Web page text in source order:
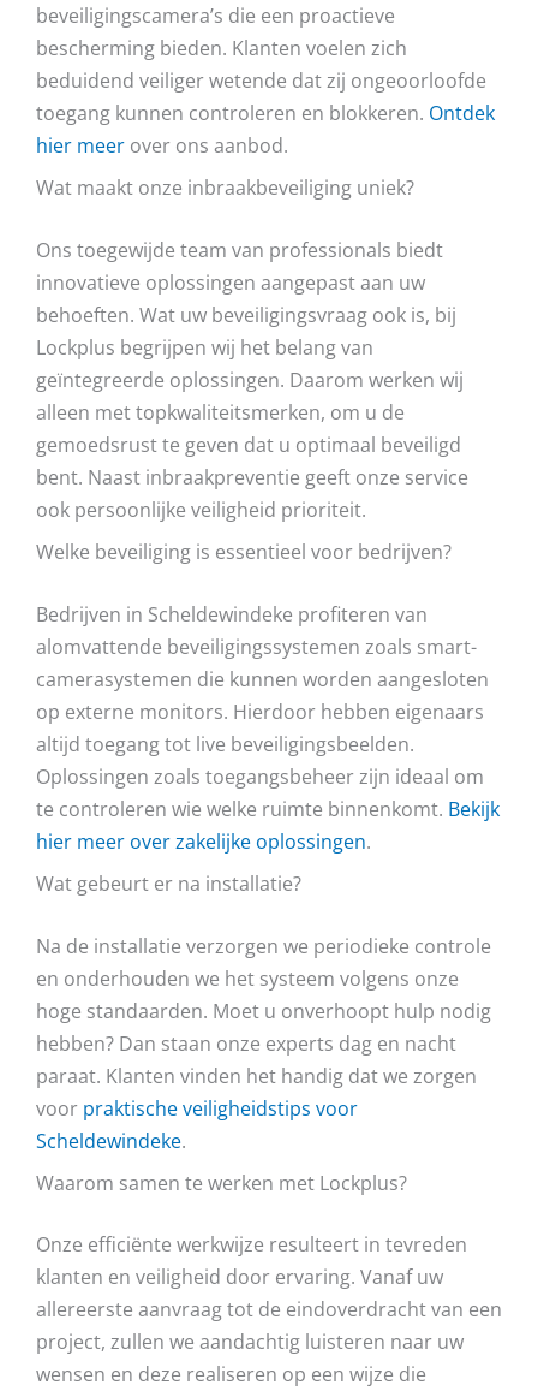
beveiligingscamera’s die een proactieve
bescherming bieden. Klanten voelen zich
beduidend veiliger wetende dat zij ongeoorloofde
toegang kunnen controleren en blokkeren. Ontdek
hier meer over ons aanbod.
Wat maakt onze inbraakbeveiliging uniek?
Ons toegewijde team van professionals biedt
innovatieve oplossingen aangepast aan uw
behoeften. Wat uw beveiligingsvraag ook is, bij
Lockplus begrijpen wij het belang van
geïntegreerde oplossingen. Daarom werken wij
alleen met topkwaliteitsmerken, om u de
gemoedsrust te geven dat u optimaal beveiligd
bent. Naast inbraakpreventie geeft onze service
ook persoonlijke veiligheid prioriteit.
Welke beveiliging is essentieel voor bedrijven?
Bedrijven in Scheldewindeke profiteren van
alomvattende beveiligingssystemen zoals smart-
camerasystemen die kunnen worden aangesloten
op externe monitors. Hierdoor hebben eigenaars
altijd toegang tot live beveiligingsbeelden.
Oplossingen zoals toegangsbeheer zijn ideaal om
te controleren wie welke ruimte binnenkomt. Bekijk
hier meer over zakelijke oplossingen.
Wat gebeurt er na installatie?
Na de installatie verzorgen we periodieke controle
en onderhouden we het systeem volgens onze
hoge standaarden. Moet u onverhoopt hulp nodig
hebben? Dan staan onze experts dag en nacht
paraat. Klanten vinden het handig dat we zorgen
voor praktische veiligheidstips voor
Scheldewindeke.
Waarom samen te werken met Lockplus?
Onze efficiënte werkwijze resulteert in tevreden
klanten en veiligheid door ervaring. Vanaf uw
allereerste aanvraag tot de eindoverdracht van een
project, zullen we aandachtig luisteren naar uw
wensen en deze realiseren op een wijze die